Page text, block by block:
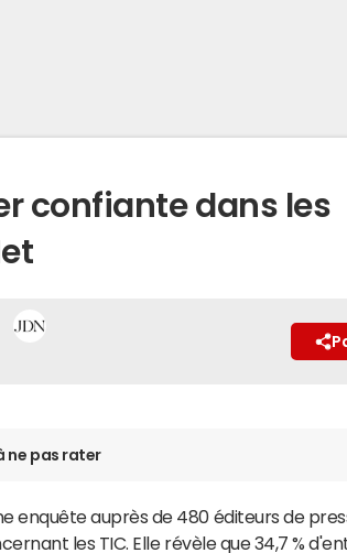
confiante dans les
ne pas rater
enquête auprès de 480 éditeurs de
les TIC. Elle révèle que 34,7 %